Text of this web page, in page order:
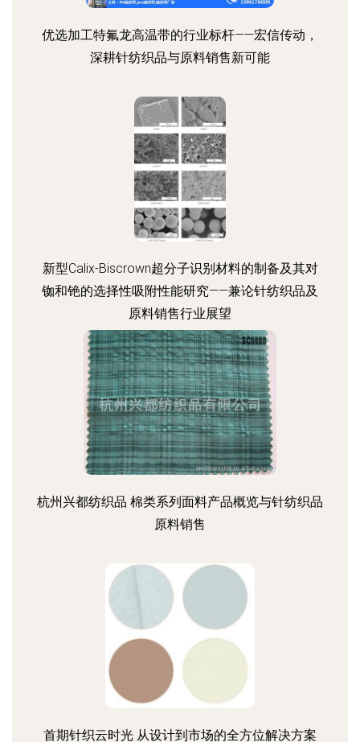
优选加工特氟龙高温带的行业标杆——宏信传动，
深耕针纺织品与原料销售新可能
新型Calix-Biscrown超分子识别材料的制备及其对
铷和铯的选择性吸附性能研究——兼论针纺织品及
原料销售行业展望
杭州兴都纺织品 棉类系列面料产品概览与针纺织品
原料销售
首期针织云时光 从设计到市场的全方位解决方案